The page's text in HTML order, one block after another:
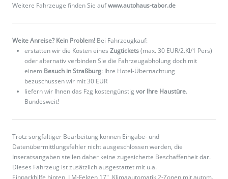
Weitere Fahrzeuge finden Sie aufwww.autohaus-tabor.de
Weite Anreise? Kein Problem! Bei Fahrzeugkauf:
erstatten wir die Kosten eines Zugtickets(max. 30 EUR/2.Kl/1 Pers)
oder alternativ verbinden Sie die Fahrzeugabholung doch mit
einem Besuch in Straßburg: Ihre Hotel-Übernachtung
bezuschussen wir mit 30 EUR
liefern wir Ihnen das Fzg kostengünstig vor Ihre Haustüre.
Bundesweit!
Trotz sorgfältiger Bearbeitung können Eingabe- und
Datenübermittlungsfehler nicht ausgeschlossen werden, die
Inseratsangaben stellen daher keine zugesicherte Beschaffenheit dar.
Dieses Fahrzeug ist zusätzlich ausgestattet mit u.a.
Einparkhilfe hinten, LM-Felgen 17", Klimaautomatik 2-Zonen mit autom.